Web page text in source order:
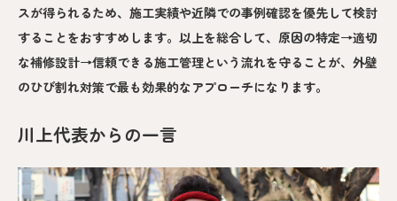
スが得られるため、施工実績や近隣での事例確認を優先して検討
することをおすすめします。以上を総合して、原因の特定→適切
な補修設計→信頼できる施工管理という流れを守ることが、外壁
のひび割れ対策で最も効果的なアプローチになります。
川上代表からの一言